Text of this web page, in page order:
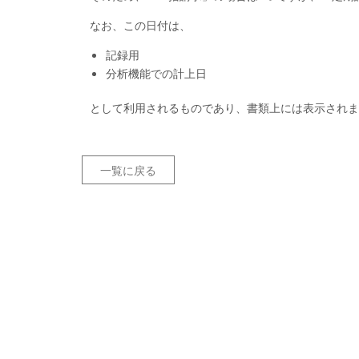
なお、この日付は、
記録用
分析機能での計上日
として利用されるものであり、書類上には表示され
一覧に戻る